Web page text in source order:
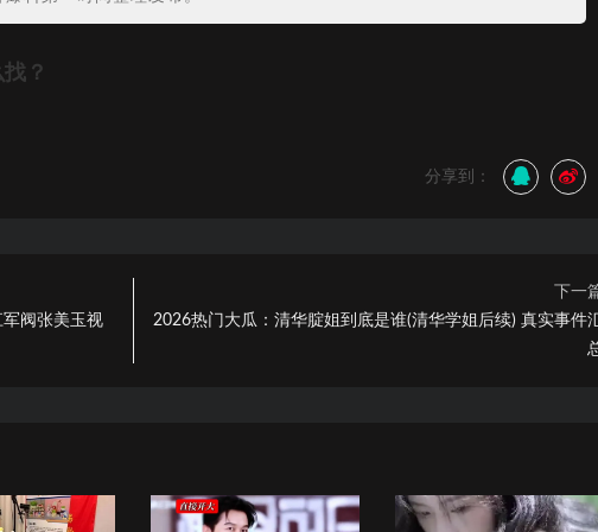
？
分享到：
阀张美玉视
下一
2026热门大瓜：清华腚姐到底是谁(清华学姐后续) 真实事件